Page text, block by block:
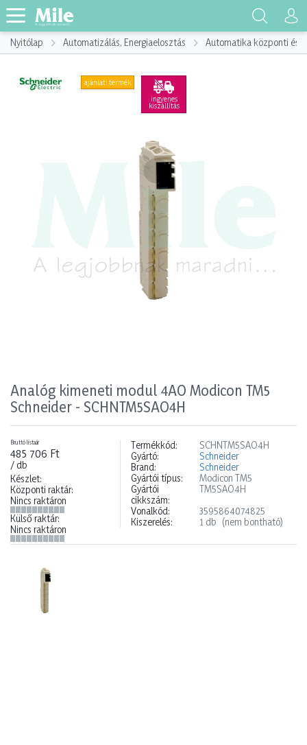
Nyitólap Automatizálás, Energiaelosztás Automatika központi és
ajánlati termék
ingyenes
kiszállítás
Analóg kimeneti modul 4AO Modicon TM5
Schneider - SCHNTM5SAO4H
Bruttó listaár
485 706 Ft
/ db
Készlet:
Központi raktár:
Nincs raktáron
Külső raktár:
Nincs raktáron
Termékkód:
SCHNTM5SAO4H
Gyártó:
Schneider
Brand:
Schneider
Gyártói típus:
Modicon TM5
Gyártói
cikkszám:
TM5SAO4H
Vonalkód:
3595864074825
Kiszerelés:
1 db (nem bontható)